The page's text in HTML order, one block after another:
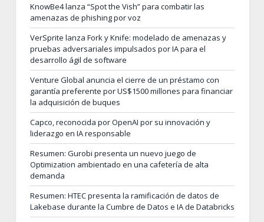
KnowBe4 lanza “Spot the Vish” para combatir las
amenazas de phishing por voz
VerSprite lanza Fork y Knife: modelado de amenazas y
pruebas adversariales impulsados por IA para el
desarrollo ágil de software
Venture Global anuncia el cierre de un préstamo con
garantía preferente por US$1500 millones para financiar
la adquisición de buques
Capco, reconocida por OpenAI por su innovación y
liderazgo en IA responsable
Resumen: Gurobi presenta un nuevo juego de
Optimization ambientado en una cafetería de alta
demanda
Resumen: HTEC presenta la ramificación de datos de
Lakebase durante la Cumbre de Datos e IA de Databricks